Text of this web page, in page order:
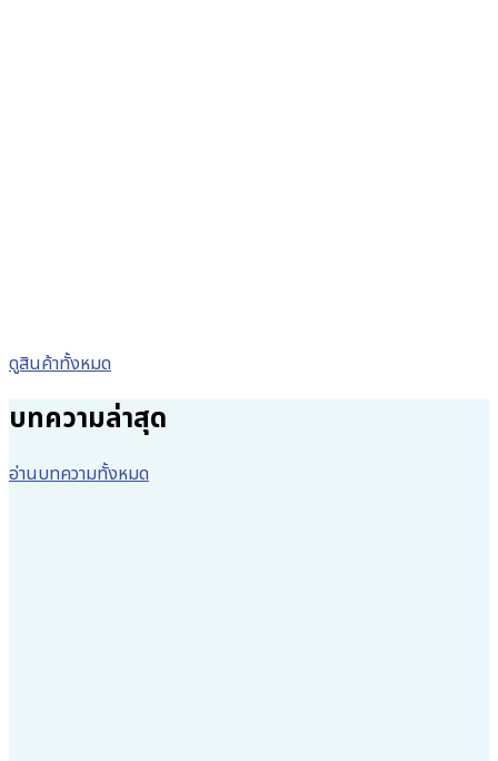
ดูสินค้าทั้งหมด
บทความล่าสุด
อ่านบทความทั้งหมด